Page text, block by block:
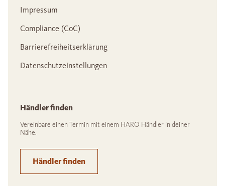
Impressum
Compliance (CoC)
Barrierefreiheitserklärung
Datenschutzeinstellungen
Händler finden
Vereinbare einen Termin mit einem HARO Händler in deiner
Nähe.
Händler finden